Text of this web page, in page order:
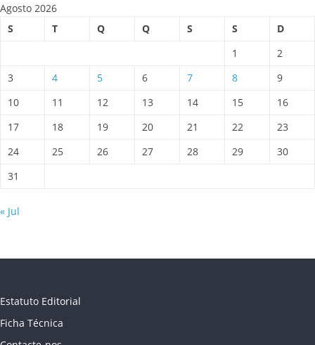
Agosto 2026
S
T Q Q S S
D
1
2
3
4 5 6 7 8
9
10
11 12 13 14 15
16
17
18 19 20 21 22
23
24
25 26 27 28 29
30
31
« Jul
Estatuto Editorial
Ficha Técnica